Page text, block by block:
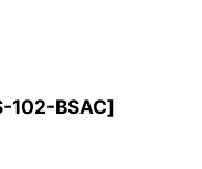
102-BSAC]